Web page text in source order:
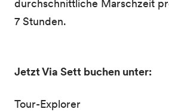
durchschnittliche Marschzeit
7 Stunden.
Jetzt Via Sett buchen unter:
Tour-Explorer